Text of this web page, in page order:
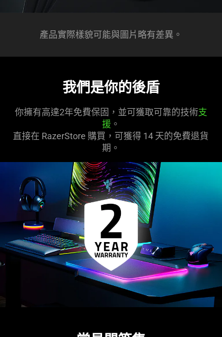
產品實際樣貌可能與圖片略有差異。
我們是你的後盾
你擁有高達2年免費保固，並可獲取可靠的技術支
援。
直接在 RazerStore 購買，可獲得 14 天的免費退貨
期。